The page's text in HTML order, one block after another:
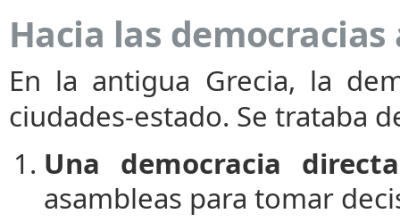
Hacia las
En la antigua Grecia, la
ciudades-estado. Se trataba
Una democracia
asambleas para tomar